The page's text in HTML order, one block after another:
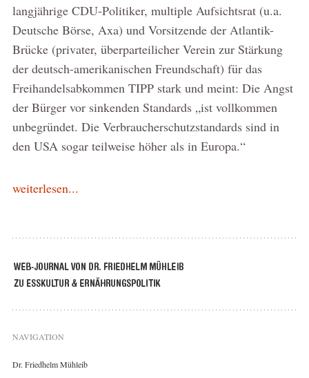
langjährige CDU-Politiker, multiple Aufsichtsrat (u.a.
Deutsche Börse, Axa) und Vorsitzende der Atlantik-
Brücke (privater, überparteilicher Verein zur Stärkung
der deutsch-amerikanischen Freundschaft) für das
Freihandelsabkommen TIPP stark und meint: Die Angst
der Bürger vor sinkenden Standards „ist vollkommen
unbegründet. Die Verbraucherschutzstandards sind in
den USA sogar teilweise höher als in Europa.“
weiterlesen...
NAVIGATION
Dr. Friedhelm Mühleib